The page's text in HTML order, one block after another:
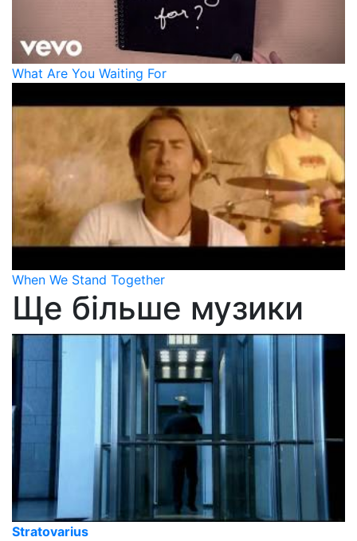
What Are You Waiting For
When We Stand Together
Ще більше музики
Stratovarius